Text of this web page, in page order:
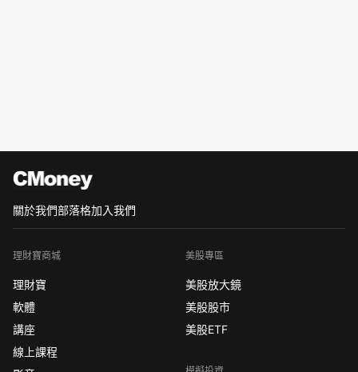
關於我們部落格加入我們
理財寶商城
理財寶
軟體
講座
線上課程
美股專區
美股放大鏡
美股股市
美股ETF